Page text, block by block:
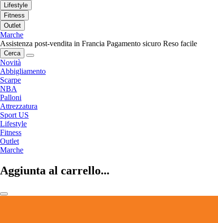
Lifestyle
Fitness
Outlet
Marche
Assistenza post-vendita in Francia Pagamento sicuro Reso facile
Cerca
Novità
Abbigliamento
Scarpe
NBA
Palloni
Attrezzatura
Sport US
Lifestyle
Fitness
Outlet
Marche
Aggiunta al carrello...